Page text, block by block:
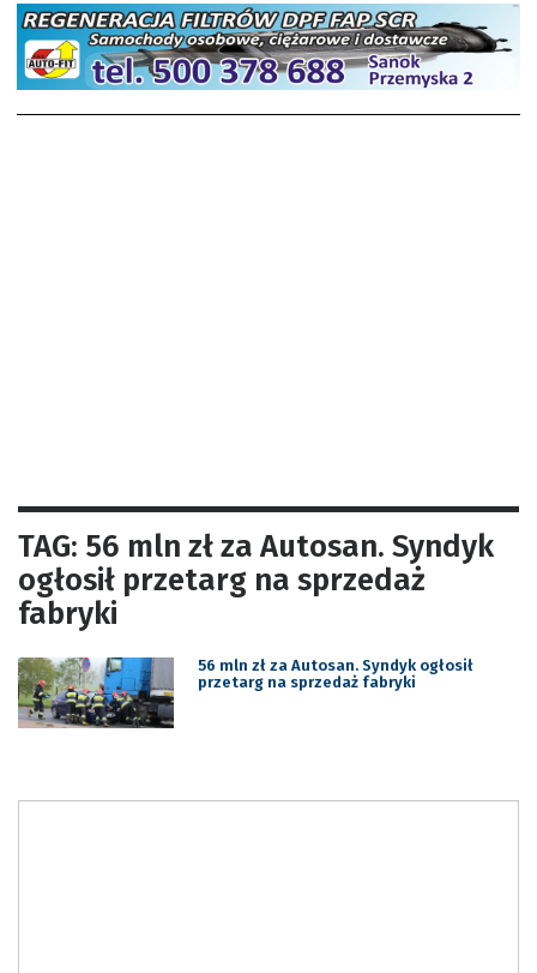
TAG: 56 mln zł za Autosan. Syndyk
ogłosił przetarg na sprzedaż
fabryki
56 mln zł za Autosan. Syndyk ogłosił
przetarg na sprzedaż fabryki